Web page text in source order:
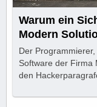
Warum ein
Modern
Der
Software der Firma
den